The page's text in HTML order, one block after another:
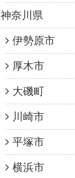
神奈川県
伊勢原市
厚木市
大磯町
川崎市
平塚市
横浜市